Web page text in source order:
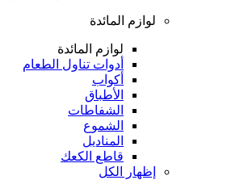
لوازم المائدة
لوازم المائدة
أدوات تناول الطعام
أكواب
الأطباق
الشفاطات
الشموع
المناديل
قاطع الكعك
إظهار الكل